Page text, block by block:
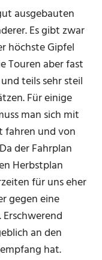
ausgebauten
Es gibt zwar
höchste Gipfel
Touren aber fast
teils sehr steil
Für einige
man sich mit
fahren und von
der Fahrplan
Herbstplan
für uns eher
gegen eine
an den
hat.